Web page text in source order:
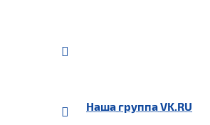
Наша группаVK.RU